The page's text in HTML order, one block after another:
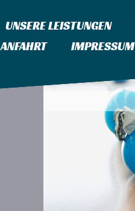
UNSERE LEISTUNGEN
ANFAHRT IMPRESSUM